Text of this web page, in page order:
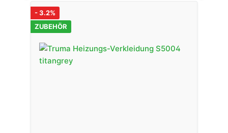
- 3.2%
ZUBEHÖR